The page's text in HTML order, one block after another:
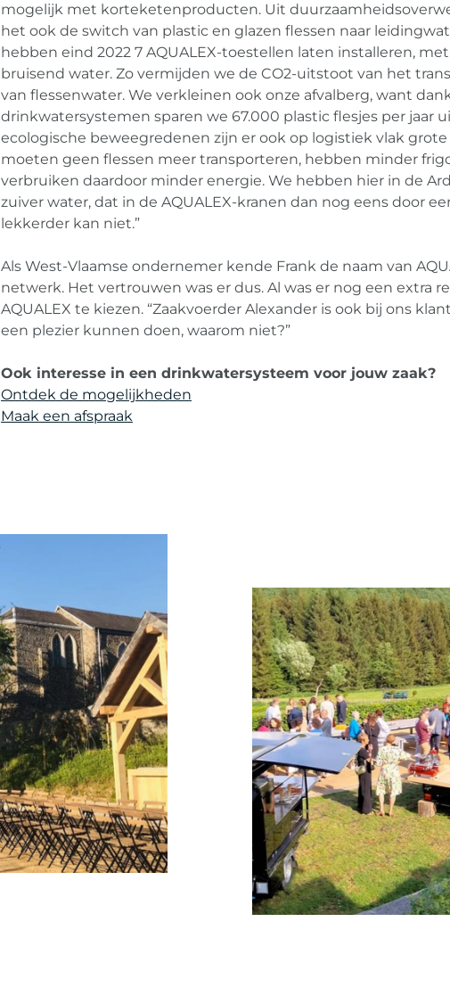
mogelijk met korteketenproducten. Uit
het ook de switch van plastic en glazen flessen naar
hebben eind 2022 7 AQUALEX-toestellen laten installeren,
bruisend water. Zo vermijden we de CO2-uitstoot van het
van flessenwater. We verkleinen ook onze afvalberg, want
drinkwatersystemen sparen we 67.000 plastic flesjes per jaar
ecologische beweegredenen zijn er ook op logistiek vlak
moeten geen flessen meer transporteren, hebben minder
verbruiken daardoor minder energie. We hebben hier in de
zuiver water, dat in de AQUALEX-kranen dan nog eens door
lekkerder kan niet.”
Als West-Vlaamse ondernemer kende Frank de naam van
netwerk. Het vertrouwen was er dus. Al was er nog een extra
AQUALEX te kiezen. “Zaakvoerder Alexander is ook bij ons
een plezier kunnen doen, waarom niet?”
Ook interesse in een drinkwatersysteem voor jouw zaak?
Ontdek de mogelijkheden
Maak een afspraak